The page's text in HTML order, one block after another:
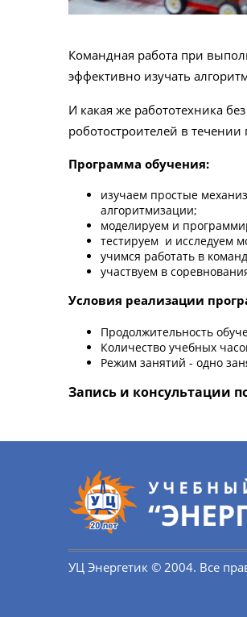
Командная работа при
эффективно изучать
И какая же работотехника
роботостроителей в течении
Программа обучения:
изучаем простые
алгоритмизации;
моделируем и
тестируем и исследуем
учимся работать в
участвуем в
Условия реализации
Продолжительность
Количество учебных
Режим занятий - одно
Запись и консультации
УЦ Энергетик © 2004. Все